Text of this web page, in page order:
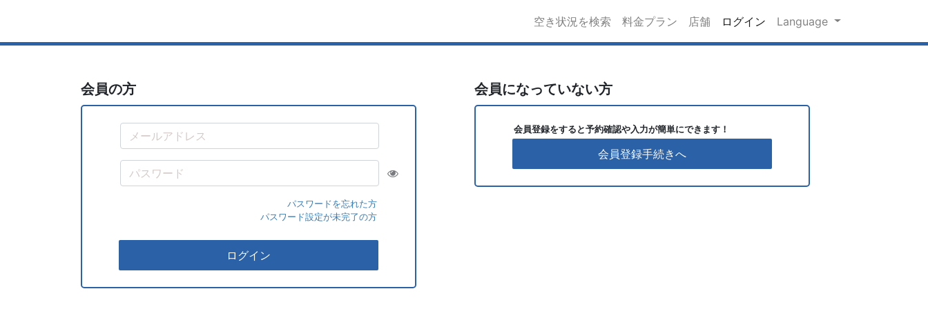
空き状況を検索 料金プラン 店舗 ログイン Language
会員の方
パスワードを忘れた方
パスワード設定が未完了の方
ログイン
会員になっていない方
会員登録をすると予約確認や入力が簡単にできます！
会員登録手続きへ